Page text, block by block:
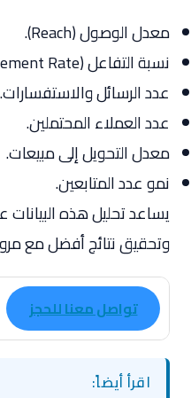
معدل الوصول (Reach).
نسبة التفاعل (Engagement Rate).
عدد الرسائل والاستفسارات.
عدد العملاء المحتملين.
معدل التحويل إلى مبيعات.
نمو عدد المتابعين.
يساعد تحليل هذه البيانات
وتحقيق نتائج أفضل مع
تواصل معنا للحجز
اقرأ أيضاً: